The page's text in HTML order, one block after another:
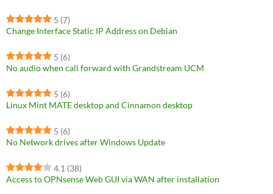
5 (7)
Change Interface Static IP Address on Debian
5 (6)
No audio when call forward with Grandstream UCM
5 (6)
Linux Mint MATE desktop and Cinnamon desktop
5 (6)
No Network drives after Windows Update
4.1 (38)
Access to OPNsense Web GUI via WAN after installation